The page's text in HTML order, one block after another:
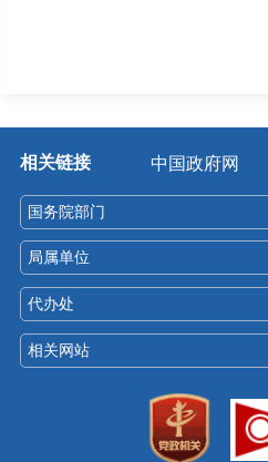
相关链接 中国政府网
国务院部门
局属单位
代办处
相关网站